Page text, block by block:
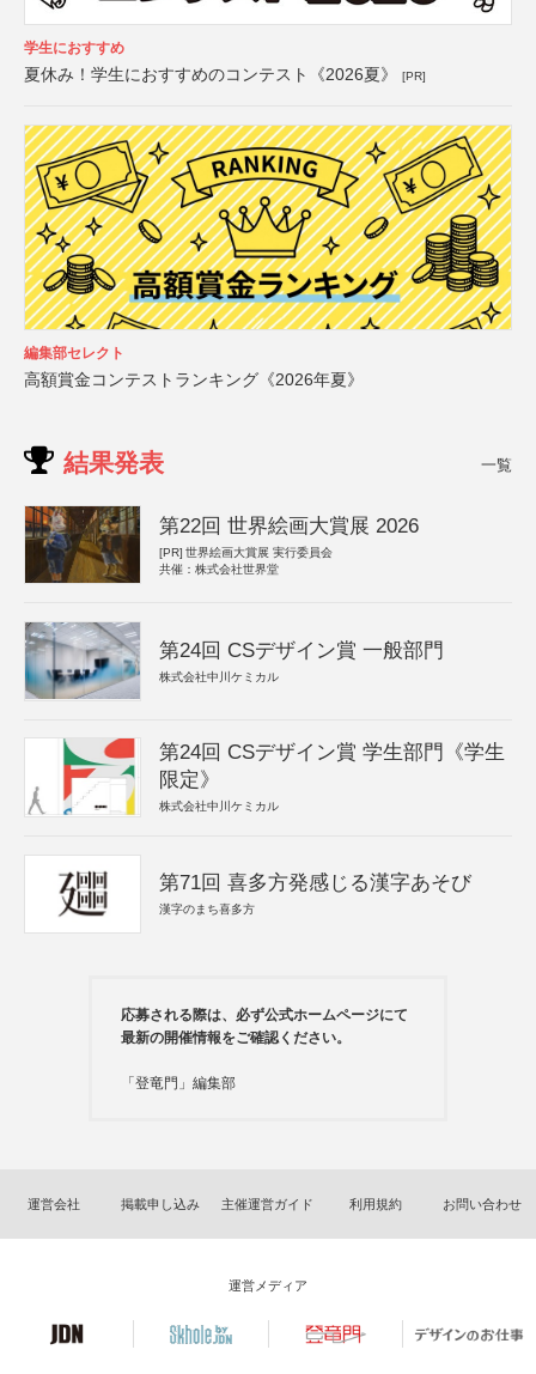
学生におすすめ
夏休み！学生におすすめのコンテスト《2026夏》 [PR]
編集部セレクト
高額賞金コンテストランキング《2026年夏》
結果発表 一覧
第22回 世界絵画大賞展 2026
[PR] 世界絵画大賞展 実行委員会
共催：株式会社世界堂
第24回 CSデザイン賞 一般部門
株式会社中川ケミカル
第24回 CSデザイン賞 学生部門《学生
限定》
株式会社中川ケミカル
第71回 喜多方発感じる漢字あそび
漢字のまち喜多方
応募される際は、必ず公式ホームページにて
最新の開催情報をご確認ください。
「登竜門」編集部
運営会社 掲載申し込み 主催運営ガイド 利用規約 お問い合わせ
運営メディア